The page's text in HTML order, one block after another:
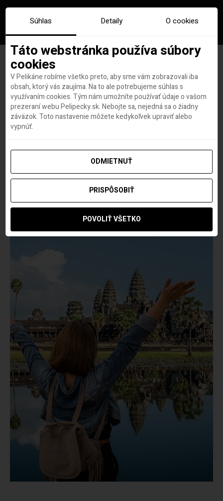
Prekvap svoju sestru
najlepším darčekom na svete!
Barbora Schillerová
Súhlas Detaily O cookies
Táto webstránka používa súbory
cookies
V Pelikáne robíme všetko preto, aby sme vám zobrazovali iba
obsah, ktorý vás zaujíma. Na to ale potrebujeme súhlas s
využívaním cookies. Tým nám umožníte používať údaje o vašom
prezeraní webu Pelipecky.sk. Nebojte sa, nejedná sa o žiadny
záväzok. Toto nastavenie môžete kedykoľvek upraviť alebo
vypnúť.
ODMIETNUŤ
PRISPÔSOBIŤ
POVOLIŤ VŠETKO